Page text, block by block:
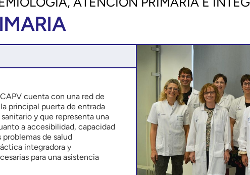
cuenta con una red de
principal puerta de entrada
y que representa una
a accesibilidad, capacidad
de salud
integradora y
para una asistencia